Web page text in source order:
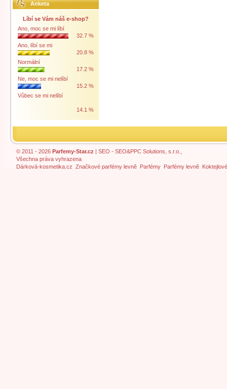
Anketa
Líbí se Vám náš e-shop?
Ano, moc se mi líbí
32.7 %
Ano, líbí se mi
20.8 %
Normální
17.2 %
Ne, moc se mi nelíbí
15.2 %
Vůbec se mi nelíbí
14.1 %
© 2011 - 2026 Parfemy-Star.cz | SEO - SEO&PPC Solutions, s.r.o.,
Všechna práva vyhrazena
Dárková-kosmetika.cz Značkové parfémy levně Parfémy Parfémy levně